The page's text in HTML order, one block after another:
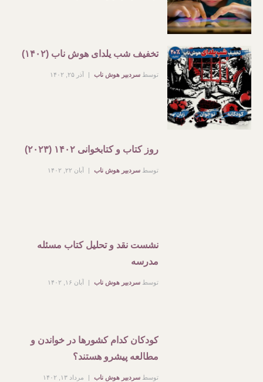
تخفیف شب یلدای هوش ناب (۱۴۰۲)
توسط سردبیر هوش ناب آذر ۲۵, ۱۴۰۲
روز کتاب و کتابخوانی ۱۴۰۲ (۲۰۲۳)
توسط سردبیر هوش ناب آبان ۲۲, ۱۴۰۲
نشست نقد و تحلیل کتاب مسئله
مدرسه
توسط سردبیر هوش ناب آبان ۱۶, ۱۴۰۲
کودکان کدام کشورها در خواندن و
مطالعه پیشرو هستند؟
توسط سردبیر هوش ناب مرداد ۱۳, ۱۴۰۲